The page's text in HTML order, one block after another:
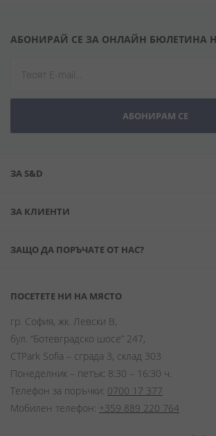
АБОНИРАЙ СЕ ЗА ОНЛАЙН БЮЛЕТИНА
АБОНИРАМ СЕ
ЗА S&D
ЗА КЛИЕНТИ
ЗАЩО ДА ПОРЪЧАТЕ ОТ НАС?
ПОСЕТЕТЕ НИ НА МЯСТО
гр. София, жк. Левски В,
бул. “Ботевградско шосе” 247,
CTPark Sofia – сграда 3, склад 303
Понеделник – петък: 8:30 – 16:30 ч.
Телефон за поръчки: 0700 17 377
Мобилен телефон: +359 889 220 764